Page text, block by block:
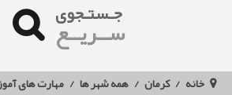
جـستـجوی
ســریــع
خانه کرمان همه شهر ها مهارت های